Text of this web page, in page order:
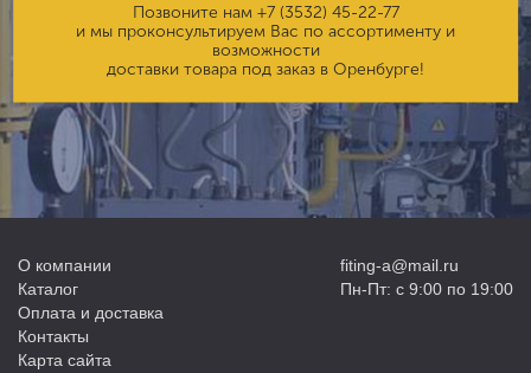
Позвоните нам +7 (3532) 45-22-77
и мы проконсультируем Вас по ассортименту и
возможности
доставки товара под заказ в Оренбурге!
О компании
Каталог
Оплата и доставка
Контакты
Карта сайта
fiting-a@mail.ru
Пн-Пт: с 9:00 по 19:00